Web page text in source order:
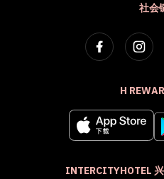
社会
H
INTERCITYHOTEL